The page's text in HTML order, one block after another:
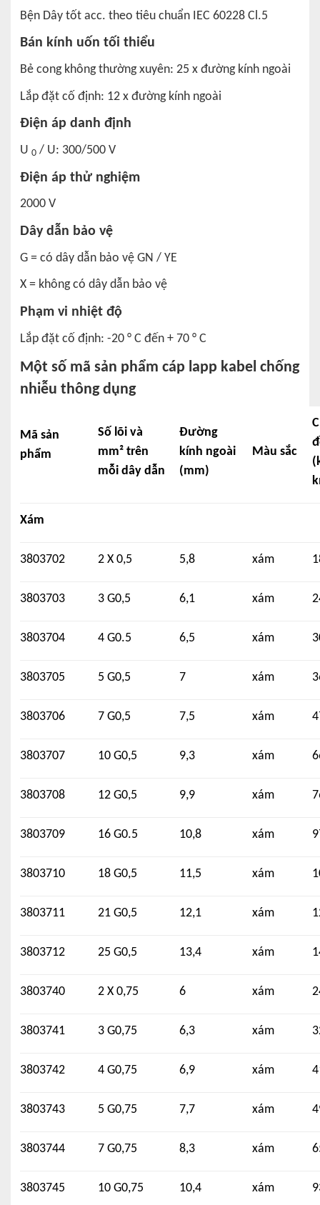
Bện Dây tốt acc. theo tiêu chuẩn IEC 60228 Cl.5
Bán kính uốn tối thiểu
Bẻ cong không thường xuyên: 25 x đường kính ngoài
Lắp đặt cố định: 12 x đường kính ngoài
Điện áp danh định
U 0 / U: 300/500 V
Điện áp thử nghiệm
2000 V
Dây dẫn bảo vệ
G = có dây dẫn bảo vệ GN / YE
X = không có dây dẫn bảo vệ
Phạm vi nhiệt độ
Lắp đặt cố định: -20 ° C đến + 70 ° C
Một số mã sản phẩm cáp lapp kabel chống
nhiễu thông dụng
Mã sản
phẩm
Số lõi và
mm² trên
mỗi dây dẫn
Đường
kính ngoài
(mm)
Màu sắc
Xám
3803702 2 X 0,5 5,8 xám
3803703 3 G0,5 6,1 xám
3803704 4 G0.5 6,5 xám
3803705 5 G0,5 7 xám
3803706 7 G0,5 7,5 xám
3803707 10 G0,5 9,3 xám
3803708 12 G0,5 9,9 xám
3803709 16 G0.5 10,8 xám
3803710 18 G0,5 11,5 xám
3803711 21 G0,5 12,1 xám
3803712 25 G0,5 13,4 xám
3803740 2 X 0,75 6 xám
3803741 3 G0,75 6,3 xám
3803742 4 G0,75 6,9 xám
3803743 5 G0,75 7,7 xám
3803744 7 G0,75 8,3 xám
3803745 10 G0,75 10,4 xám